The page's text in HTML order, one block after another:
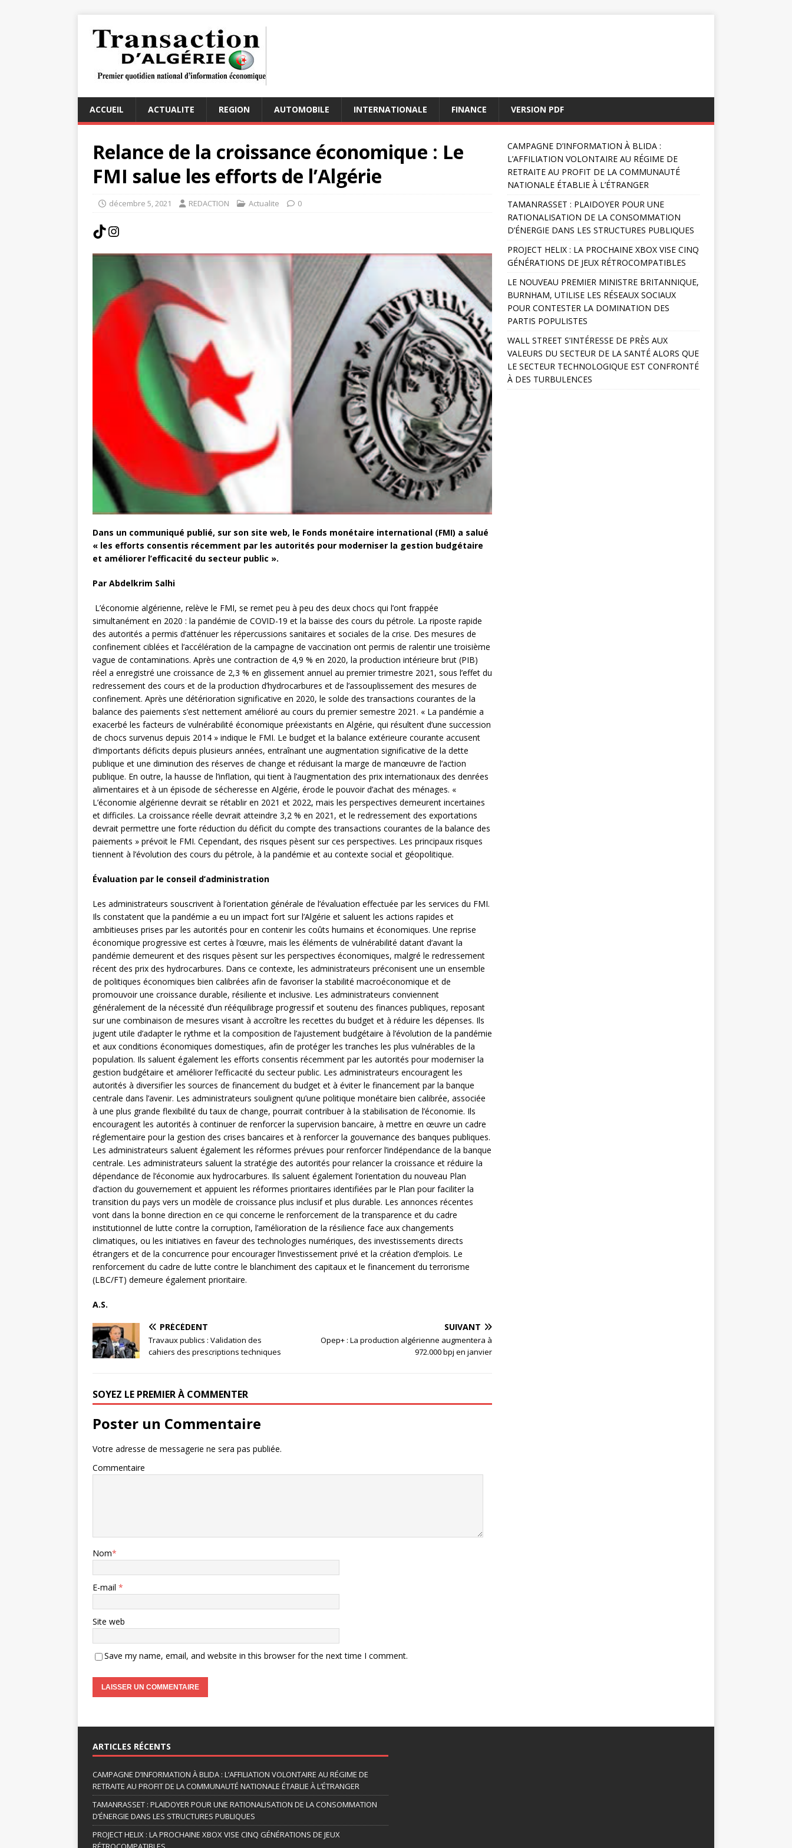
ACCUEIL ACTUALITE REGION AUTOMOBILE INTERNATIONALE FINANCE VERSION PDF
Relance de la croissance économique : Le
FMI salue les efforts de l’Algérie
décembre 5, 2021 REDACTION Actualite 0
Dans un communiqué publié, sur son site web, le Fonds monétaire international (FMI) a salué
« les efforts consentis récemment par les autorités pour moderniser la gestion budgétaire
et améliorer l’efficacité du secteur public ».
Par Abdelkrim Salhi
L’économie algérienne, relève le FMI, se remet peu à peu des deux chocs qui l’ont frappée
simultanément en 2020 : la pandémie de COVID-19 et la baisse des cours du pétrole. La riposte rapide
des autorités a permis d’atténuer les répercussions sanitaires et sociales de la crise. Des mesures de
confinement ciblées et l’accélération de la campagne de vaccination ont permis de ralentir une troisième
vague de contaminations. Après une contraction de 4,9 % en 2020, la production intérieure brut (PIB)
réel a enregistré une croissance de 2,3 % en glissement annuel au premier trimestre 2021, sous l’effet du
redressement des cours et de la production d’hydrocarbures et de l’assouplissement des mesures de
confinement. Après une détérioration significative en 2020, le solde des transactions courantes de la
balance des paiements s’est nettement amélioré au cours du premier semestre 2021. « La pandémie a
exacerbé les facteurs de vulnérabilité économique préexistants en Algérie, qui résultent d’une succession
de chocs survenus depuis 2014 » indique le FMI. Le budget et la balance extérieure courante accusent
d’importants déficits depuis plusieurs années, entraînant une augmentation significative de la dette
publique et une diminution des réserves de change et réduisant la marge de manœuvre de l’action
publique. En outre, la hausse de l’inflation, qui tient à l’augmentation des prix internationaux des denrées
alimentaires et à un épisode de sécheresse en Algérie, érode le pouvoir d’achat des ménages. «
L’économie algérienne devrait se rétablir en 2021 et 2022, mais les perspectives demeurent incertaines
et difficiles. La croissance réelle devrait atteindre 3,2 % en 2021, et le redressement des exportations
devrait permettre une forte réduction du déficit du compte des transactions courantes de la balance des
paiements » prévoit le FMI. Cependant, des risques pèsent sur ces perspectives. Les principaux risques
tiennent à l’évolution des cours du pétrole, à la pandémie et au contexte social et géopolitique.
Évaluation par le conseil d’administration
Les administrateurs souscrivent à l’orientation générale de l’évaluation effectuée par les services du FMI.
Ils constatent que la pandémie a eu un impact fort sur l’Algérie et saluent les actions rapides et
ambitieuses prises par les autorités pour en contenir les coûts humains et économiques. Une reprise
économique progressive est certes à l’œuvre, mais les éléments de vulnérabilité datant d’avant la
pandémie demeurent et des risques pèsent sur les perspectives économiques, malgré le redressement
récent des prix des hydrocarbures. Dans ce contexte, les administrateurs préconisent une un ensemble
de politiques économiques bien calibrées afin de favoriser la stabilité macroéconomique et de
promouvoir une croissance durable, résiliente et inclusive. Les administrateurs conviennent
généralement de la nécessité d’un rééquilibrage progressif et soutenu des finances publiques, reposant
sur une combinaison de mesures visant à accroître les recettes du budget et à réduire les dépenses. Ils
jugent utile d’adapter le rythme et la composition de l’ajustement budgétaire à l’évolution de la pandémie
et aux conditions économiques domestiques, afin de protéger les tranches les plus vulnérables de la
population. Ils saluent également les efforts consentis récemment par les autorités pour moderniser la
gestion budgétaire et améliorer l’efficacité du secteur public. Les administrateurs encouragent les
autorités à diversifier les sources de financement du budget et à éviter le financement par la banque
centrale dans l’avenir. Les administrateurs soulignent qu’une politique monétaire bien calibrée, associée
à une plus grande flexibilité du taux de change, pourrait contribuer à la stabilisation de l’économie. Ils
encouragent les autorités à continuer de renforcer la supervision bancaire, à mettre en œuvre un cadre
réglementaire pour la gestion des crises bancaires et à renforcer la gouvernance des banques publiques.
Les administrateurs saluent également les réformes prévues pour renforcer l’indépendance de la banque
centrale. Les administrateurs saluent la stratégie des autorités pour relancer la croissance et réduire la
dépendance de l’économie aux hydrocarbures. Ils saluent également l’orientation du nouveau Plan
d’action du gouvernement et appuient les réformes prioritaires identifiées par le Plan pour faciliter la
transition du pays vers un modèle de croissance plus inclusif et plus durable. Les annonces récentes
vont dans la bonne direction en ce qui concerne le renforcement de la transparence et du cadre
institutionnel de lutte contre la corruption, l’amélioration de la résilience face aux changements
climatiques, ou les initiatives en faveur des technologies numériques, des investissements directs
étrangers et de la concurrence pour encourager l’investissement privé et la création d’emplois. Le
renforcement du cadre de lutte contre le blanchiment des capitaux et le financement du terrorisme
(LBC/FT) demeure également prioritaire.
A.S.
PRÉCÉDENT
Travaux publics : Validation des
cahiers des prescriptions techniques
SUIVANT
Opep+ : La production algérienne augmentera à
972.000 bpj en janvier
SOYEZ LE PREMIER À COMMENTER
Poster un Commentaire
Votre adresse de messagerie ne sera pas publiée.
Commentaire
Nom*
E-mail *
Site web
Save my name, email, and website in this browser for the next time I comment.
t
e
r
n
a
t
i
v
CAMPAGNE D’INFORMATION À BLIDA :
L’AFFILIATION VOLONTAIRE AU RÉGIME DE
RETRAITE AU PROFIT DE LA COMMUNAUTÉ
NATIONALE ÉTABLIE À L’ÉTRANGER
TAMANRASSET : PLAIDOYER POUR UNE
RATIONALISATION DE LA CONSOMMATION
D’ÉNERGIE DANS LES STRUCTURES PUBLIQUES
PROJECT HELIX : LA PROCHAINE XBOX VISE CINQ
GÉNÉRATIONS DE JEUX RÉTROCOMPATIBLES
LE NOUVEAU PREMIER MINISTRE BRITANNIQUE,
BURNHAM, UTILISE LES RÉSEAUX SOCIAUX
POUR CONTESTER LA DOMINATION DES
PARTIS POPULISTES
WALL STREET S’INTÉRESSE DE PRÈS AUX
VALEURS DU SECTEUR DE LA SANTÉ ALORS QUE
LE SECTEUR TECHNOLOGIQUE EST CONFRONTÉ
À DES TURBULENCES
ARTICLES RÉCENTS
CAMPAGNE D’INFORMATION À BLIDA : L’AFFILIATION VOLONTAIRE AU RÉGIME DE
RETRAITE AU PROFIT DE LA COMMUNAUTÉ NATIONALE ÉTABLIE À L’ÉTRANGER
TAMANRASSET : PLAIDOYER POUR UNE RATIONALISATION DE LA CONSOMMATION
D’ÉNERGIE DANS LES STRUCTURES PUBLIQUES
PROJECT HELIX : LA PROCHAINE XBOX VISE CINQ GÉNÉRATIONS DE JEUX